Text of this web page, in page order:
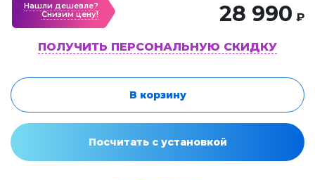
Нашли дешевле?
Cнизим цену!
28 990 ₽
ПОЛУЧИТЬ ПЕРСОНАЛЬНУЮ СКИДКУ
В корзину
Посчитать с установкой